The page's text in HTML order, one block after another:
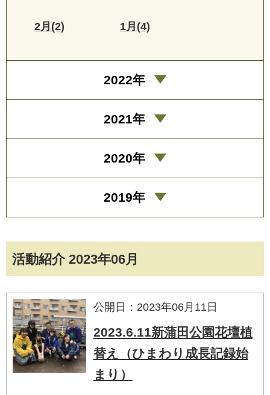
活動紹介 2023年06月
公開日：2023年06月11日
2023.6.11新蒲田公園花壇植
替え（ひまわり成長記録始
まり）
2月(2) 1月(4)
2022年
2021年
2020年
2019年